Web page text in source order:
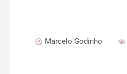
Marcelo Godinho